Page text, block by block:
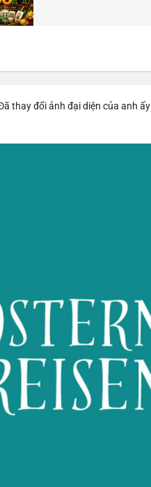
thay đổi ảnh đại diện của anh ấy